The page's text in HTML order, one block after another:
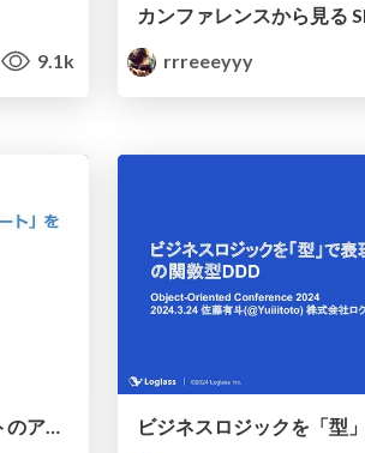
9.1k
rrreeeyyy
「複数ウィンドウ、複数バーンレートのアラート」を設定する際の注意点